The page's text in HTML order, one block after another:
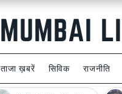
ताजा ख़बरें सिविक राजनीति